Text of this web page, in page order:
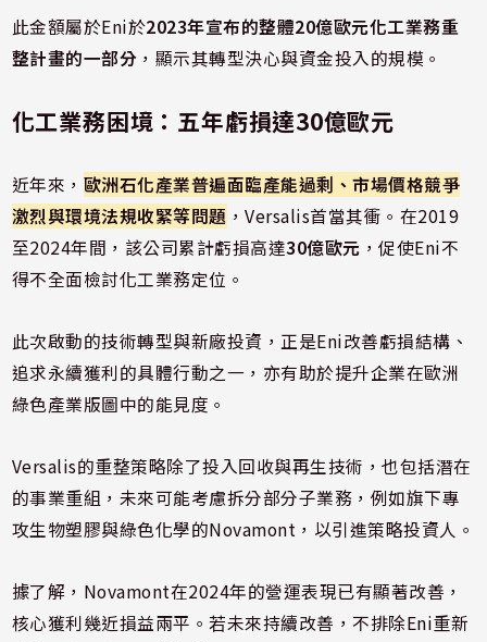
此金額屬於Eni於2023年宣布的整體20億歐元化工業務重
整計畫的一部分 ，顯示其轉型決心與資金投入的規模。
化工業務困境：五年虧損達30億歐元
近年來， 歐洲石化產業普遍面臨產能過剩、市場價格競爭
激烈與環境法規收緊等問題 ，Versalis首當其衝。在2019
至2024年間，該公司累計虧損高達30億歐元 ，促使Eni不
得不全面檢討化工業務定位。
此次啟動的技術轉型與新廠投資，正是Eni改善虧損結構、
追求永續獲利的具體行動之一，亦有助於提升企業在歐洲
綠色產業版圖中的能見度。
Versalis的重整策略除了投入回收與再生技術，也包括潛在
的事業重組，未來可能考慮拆分部分子業務，例如旗下專
攻生物塑膠與綠色化學的Novamont，以引進策略投資人。
據了解，Novamont在2024年的營運表現已有顯著改善，
核心獲利幾近損益兩平。若未來持續改善，不排除Eni重新